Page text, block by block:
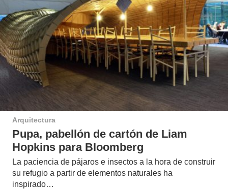
Arquitectura
Pupa, pabellón de cartón de Liam
Hopkins para Bloomberg
La paciencia de pájaros e insectos a la hora de construir
su refugio a partir de elementos naturales ha
inspirado…